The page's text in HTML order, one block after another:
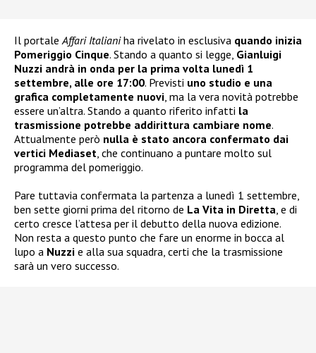
Il portaleAffari Italianiha rivelato in esclusiva quando inizia
Pomeriggio Cinque. Stando a quanto si legge, Gianluigi
Nuzzi andrà in onda per la prima volta lunedì 1
settembre, alle ore 17:00. Previsti uno studio e una
grafica completamente nuovi, ma la vera novità potrebbe
essere un’altra. Stando a quanto riferito infatti la
trasmissione potrebbe addirittura cambiare nome.
Attualmente però nulla è stato ancora confermato dai
vertici Mediaset, che continuano a puntare molto sul
programma del pomeriggio.
Pare tuttavia confermata la partenza a lunedì 1 settembre,
ben sette giorni prima del ritorno de La Vita in Diretta, e di
certo cresce l’attesa per il debutto della nuova edizione.
Non resta a questo punto che fare un enorme in bocca al
lupo a Nuzzi e alla sua squadra, certi che la trasmissione
sarà un vero successo.